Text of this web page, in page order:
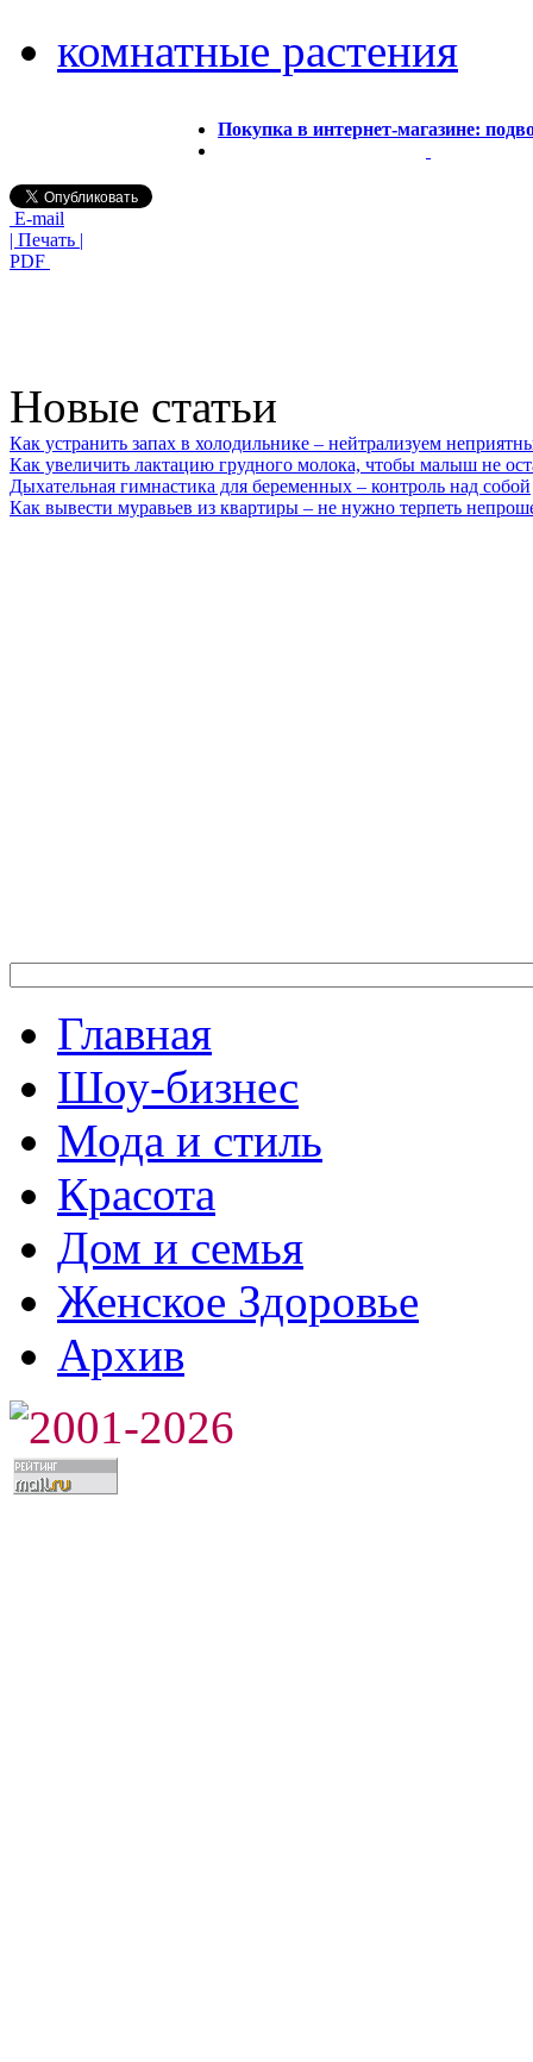
комнатные растения
Покупка в интернет-магазине:
E-mail
| Печать |
PDF
Новые статьи
Как устранить запах в холодильнике – нейтрализуем
Как увеличить лактацию грудного молока, чтобы малыш не
Дыхательная гимнастика для беременных – контроль над собой
Как вывести муравьев из квартиры – не нужно терпеть
Главная
Шоу-бизнес
Мода и стиль
Красота
Дом и семья
Женское Здоровье
Архив
2001-2026